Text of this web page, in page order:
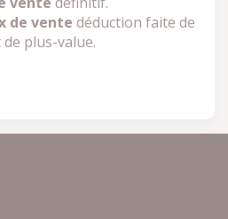
de vente déduction faite de
plus-value.